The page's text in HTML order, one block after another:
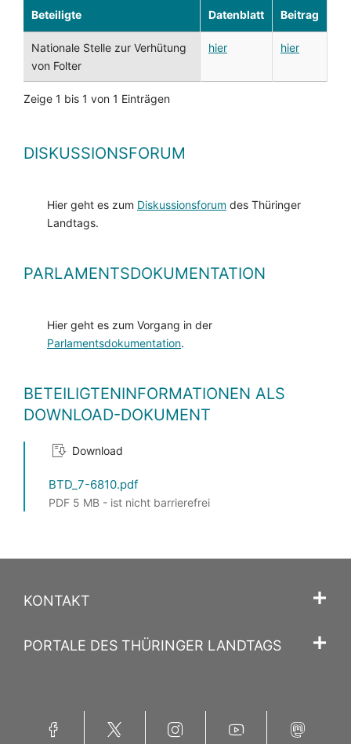
Beteiligte Datenblatt Beitrag
Nationale Stelle zur Verhütung
von Folter
hier hier
Zeige 1 bis 1 von 1 Einträgen
DISKUSSIONSFORUM
Hier geht es zum Diskussionsforum des Thüringer
Landtags.
PARLAMENTSDOKUMENTATION
Hier geht es zum Vorgang in der
Parlamentsdokumentation.
BETEILIGTENINFORMATIONEN ALS
DOWNLOAD-DOKUMENT
Download
BTD_7-6810.pdf
PDF 5 MB - ist nicht barrierefrei
KONTAKT
PORTALE DES THÜRINGER LANDTAGS
Facebook Twitter Instagram Mastodon